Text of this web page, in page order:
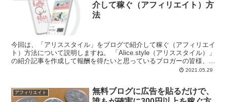
介して稼ぐ（アフィリエイト）方
法
今回は、「アリススタイル」をブログで紹介して稼ぐ（アフィリエイ
ト）方法について説明しますね。 「Alice.style（アリススタイル）」
の紹介記事を作成して報酬を得たいと思っているブロガーの皆様、こ
2021.05.29
アフィリエイト
無料ブログに広告を貼るだけで、